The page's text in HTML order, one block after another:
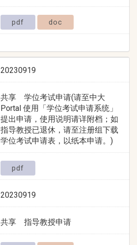
pdf doc
20230919
共享 学位考试申请(请至中大
Portal 使用「学位考试申请系统」
提出申请，使用说明请详附档；如
指导教授已退休，请至注册组下载
学位考试申请表，以纸本申请。)
pdf
20230919
共享 指导教授申请